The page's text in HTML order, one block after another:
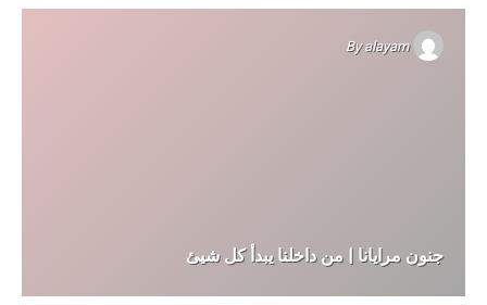
Byalayam
جنون مرايانا | من داخلنا يبدأ كل شيئ